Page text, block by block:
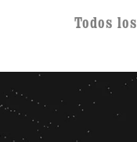
Todos